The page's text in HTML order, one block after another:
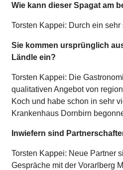
Wie kann dieser Spagat am
Torsten Kappei: Durch ein
Sie kommen ursprünglich
Ländle ein?
Torsten Kappei: Die
qualitativen Angebot von
Koch und habe schon in sehr
Krankenhaus Dornbirn
Inwiefern sind
Torsten Kappei: Neue Partner
Gespräche mit der Vorarlberg